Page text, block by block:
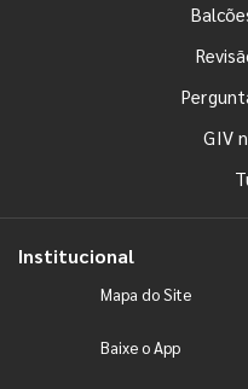
GIV
Institucional
Mapa do Site
Baixe o App